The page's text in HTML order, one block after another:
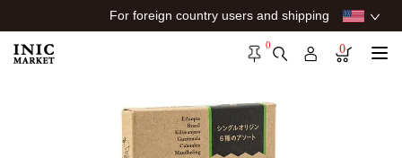
For foreign country users and shipping
0 0